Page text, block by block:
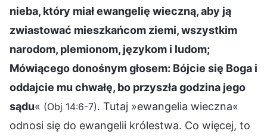
nieba, który miał ewangelię wieczną, aby ją
zwiastować mieszkańcom ziemi, wszystkim
narodom, plemionom, językom i ludom;
Mówiącego donośnym głosem: Bójcie się Boga i
oddajcie mu chwałę, bo przyszła godzina jego
sądu« (Obj 14:6-7). Tutaj »ewangelia wieczna«
odnosi się do ewangelii królestwa. Co więcej, to